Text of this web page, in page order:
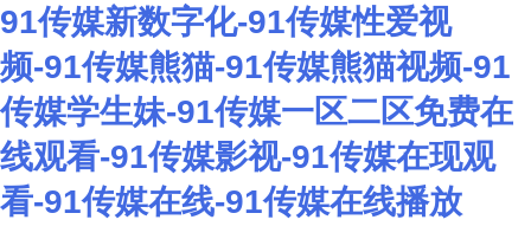
91传媒新数字化-91传媒性爱视
频-91传媒熊猫-91传媒熊猫视频-91
传媒学生妹-91传媒一区二区免费在
线观看-91传媒影视-91传媒在现观
看-91传媒在线-91传媒在线播放